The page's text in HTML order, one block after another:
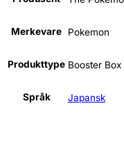
Merkevare Pokemon
Produkttype Booster Box
Språk Japansk